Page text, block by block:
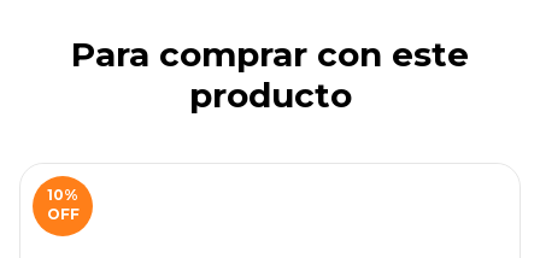
Para comprar con este
producto
10%
OFF